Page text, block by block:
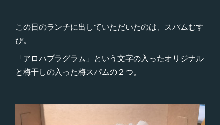
この日のランチに出していただいたのは、スパムむす
び。
「アロハプラグラム」という文字の入ったオリジナル
と梅干しの入った梅スパムの２つ。